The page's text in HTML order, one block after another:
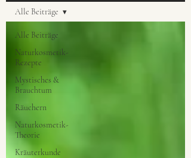
Alle Beiträge
Naturkosmetik-
Rezepte
Mystisches &
Brauchtum
Räuchern
Naturkosmetik-
Theorie
Kräuterkunde
Alle Beiträge